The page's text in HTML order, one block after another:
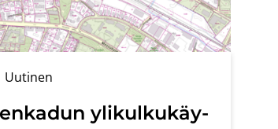
yli­kul­ku­käy­
Uu­ti­nen